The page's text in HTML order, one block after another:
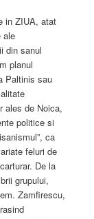
in ZIUA, atat
ale
din sanul
planul
Paltinis sau
ales de Noica,
politice si
ca
feluri de
De la
grupului,
Zamfirescu,